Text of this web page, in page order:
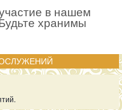
в нашем
хранимы